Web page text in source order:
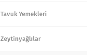
Tavuk Yemekleri
Zeytinyağlılar